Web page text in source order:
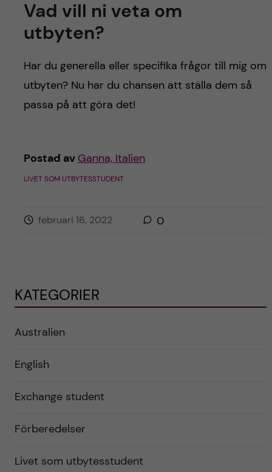
Vad vill ni veta om
utbyten?
Har du generella eller specifika frågor till mig om
utbyten? Nu har du chansen att ställa dem så
passa på att göra det!
Postad av Ganna, Italien
LIVET SOM UTBYTESSTUDENT
februari 16, 2022 0
KATEGORIER
Australien
English
Exchange student
Förberedelser
Livet som utbytesstudent